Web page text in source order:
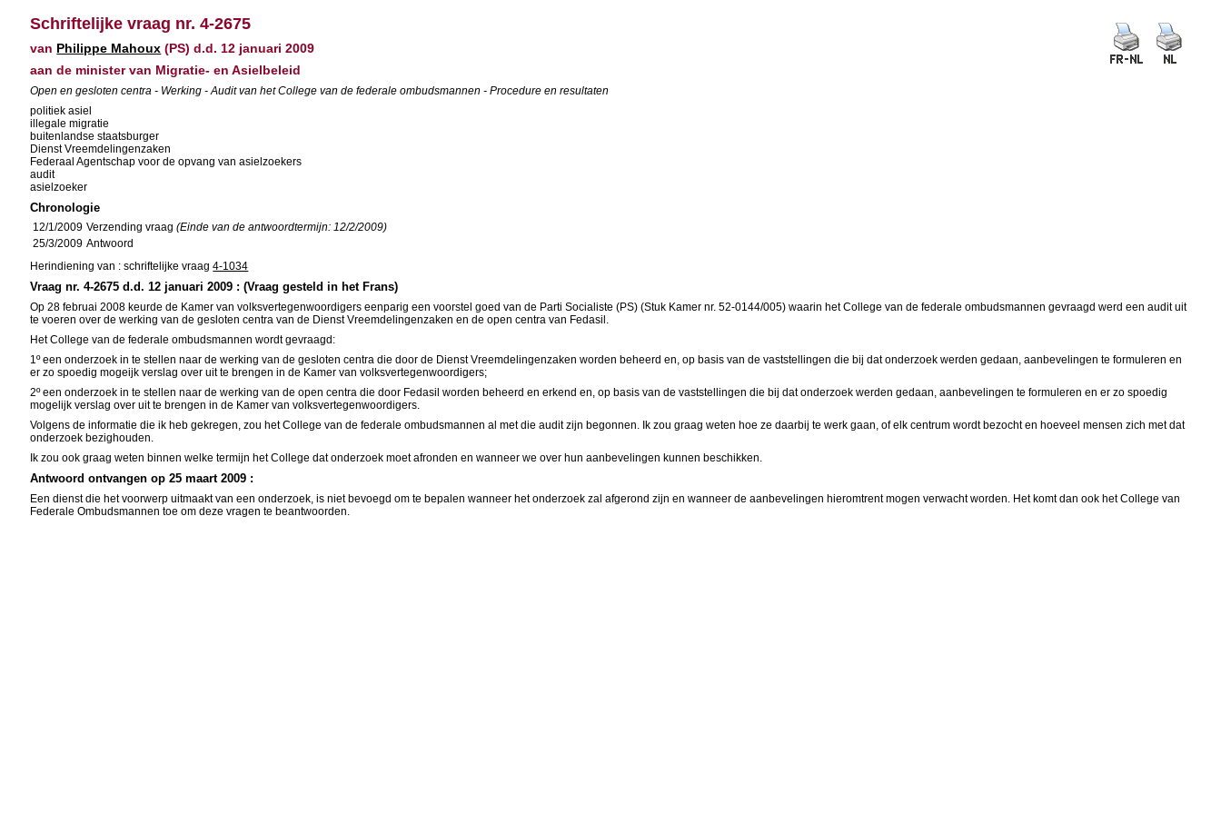
Schriftelijke vraag nr. 4-2675
van Philippe Mahoux (PS) d.d. 12 januari 2009
aan de minister van Migratie- en Asielbeleid
Open en gesloten centra - Werking - Audit van het College van de federale ombudsmannen - Procedure en resultaten
politiek asiel
illegale migratie
buitenlandse staatsburger
Dienst Vreemdelingenzaken
Federaal Agentschap voor de opvang van asielzoekers
audit
asielzoeker
Chronologie
12/1/2009 Verzending vraag(Einde van de antwoordtermijn: 12/2/2009)
25/3/2009 Antwoord
Herindiening van : schriftelijke vraag4-1034
Vraag nr. 4-2675 d.d. 12 januari 2009 : (Vraag gesteld in het Frans)
Op 28 februai 2008 keurde de Kamer van volksvertegenwoordigers eenparig een voorstel goed van de Parti Socialiste (PS) (Stuk Kamer nr. 52-0144/005) waarin het College van de federale ombudsmannen gevraagd werd een audit uit
te voeren over de werking van de gesloten centra van de Dienst Vreemdelingenzaken en de open centra van Fedasil.
Het College van de federale ombudsmannen wordt gevraagd:
1º een onderzoek in te stellen naar de werking van de gesloten centra die door de Dienst Vreemdelingenzaken worden beheerd en, op basis van de vaststellingen die bij dat onderzoek werden gedaan, aanbevelingen te formuleren en
er zo spoedig mogeijk verslag over uit te brengen in de Kamer van volksvertegenwoordigers;
2º een onderzoek in te stellen naar de werking van de open centra die door Fedasil worden beheerd en erkend en, op basis van de vaststellingen die bij dat onderzoek werden gedaan, aanbevelingen te formuleren en er zo spoedig
mogelijk verslag over uit te brengen in de Kamer van volksvertegenwoordigers.
Volgens de informatie die ik heb gekregen, zou het College van de federale ombudsmannen al met die audit zijn begonnen. Ik zou graag weten hoe ze daarbij te werk gaan, of elk centrum wordt bezocht en hoeveel mensen zich met dat
onderzoek bezighouden.
Ik zou ook graag weten binnen welke termijn het College dat onderzoek moet afronden en wanneer we over hun aanbevelingen kunnen beschikken.
Antwoord ontvangen op 25 maart 2009 :
Een dienst die het voorwerp uitmaakt van een onderzoek, is niet bevoegd om te bepalen wanneer het onderzoek zal afgerond zijn en wanneer de aanbevelingen hieromtrent mogen verwacht worden. Het komt dan ook het College van
Federale Ombudsmannen toe om deze vragen te beantwoorden.